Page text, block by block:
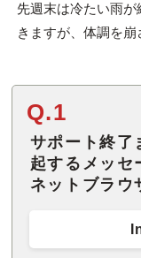
先週末は冷たい雨
きますが、体調を崩
Q.1
サポート終了
起するメッセ
ネットブラウ